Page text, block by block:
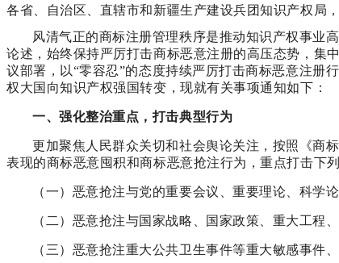
各省、自治区、直辖市和新疆生产建设兵团知识产权局
风清气正的商标注册管理秩序是推动知识产权事业
论述，始终保持严厉打击商标恶意注册的高压态势，集
议部署，以“零容忍”的态度持续严厉打击商标恶意注册
权大国向知识产权强国转变，现就有关事项通知如下：
一、强化整治重点，打击典型行为
更加聚焦人民群众关切和社会舆论关注，按照《商
表现的商标恶意囤积和商标恶意抢注行为，重点打击下
（一）恶意抢注与党的重要会议、重要理论、科学
（二）恶意抢注与国家战略、国家政策、重大工程
（三）恶意抢注重大公共卫生事件等重大敏感事件